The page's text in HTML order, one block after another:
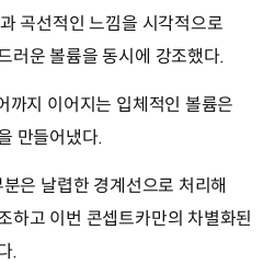
곡선적인 느낌을 시각적으로
러운 볼륨을 동시에 강조했다.
까지 이어지는 입체적인 볼륨은
만들어냈다.
은 날렵한 경계선으로 처리해
하고 이번 콘셉트카만의 차별화된
.